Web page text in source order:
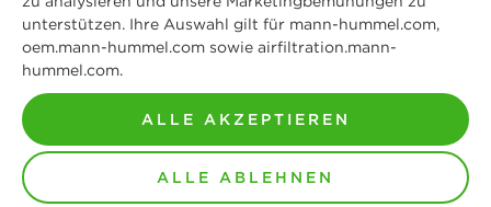
Standorte
Datenschutz
Impressum
Rechtlicher Hinweis
AGB
LinkedIn
MANN+HUMMEL
Schwieberdinger Straße 126
71636 Ludwigsburg
Tel: +49 7141 98-0
Fax: +49 7141 98-2545
Kontakt aufnehmen
unterstützen. Ihre Auswahl gilt für mann-hummel.com,
oem.mann-hummel.com sowie airfiltration.mann-
hummel.com.
ALLE AKZEPTIEREN
ALLE ABLEHNEN